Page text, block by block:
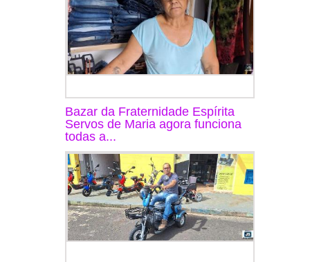
Bazar da Fraternidade Espírita
Servos de Maria agora funciona
todas a...